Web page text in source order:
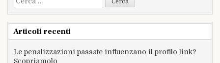
per:
Articoli recenti
Le penalizzazioni passate influenzano il profilo link?
Scopriamolo